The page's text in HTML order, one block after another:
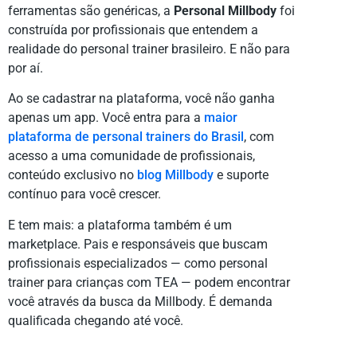
ferramentas são genéricas, a Personal Millbody foi
construída por profissionais que entendem a
realidade do personal trainer brasileiro. E não para
por aí.
Ao se cadastrar na plataforma, você não ganha
apenas um app. Você entra para a maior
plataforma de personal trainers do Brasil , com
acesso a uma comunidade de profissionais,
conteúdo exclusivo no blog Millbody e suporte
contínuo para você crescer.
E tem mais: a plataforma também é um
marketplace. Pais e responsáveis que buscam
profissionais especializados — como personal
trainer para crianças com TEA — podem encontrar
você através da busca da Millbody. É demanda
qualificada chegando até você.